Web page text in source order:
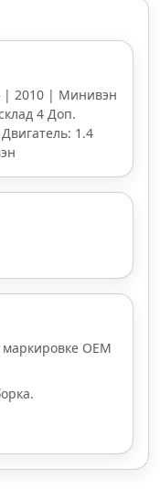
| 2010 | Минивэн
4 Доп.
1.4
OEM